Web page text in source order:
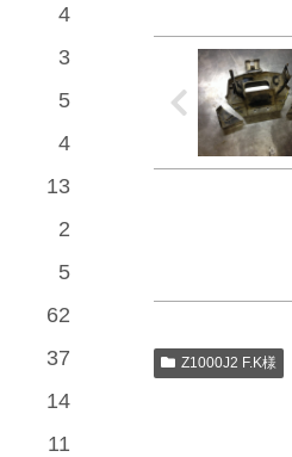
Z1000J2 F.K様
4
3
5
4
13
2
5
62
37
14
11